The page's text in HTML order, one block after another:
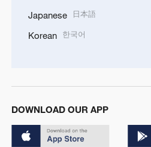
Japanese 日本語
Korean 한국어
DOWNLOAD OUR APP